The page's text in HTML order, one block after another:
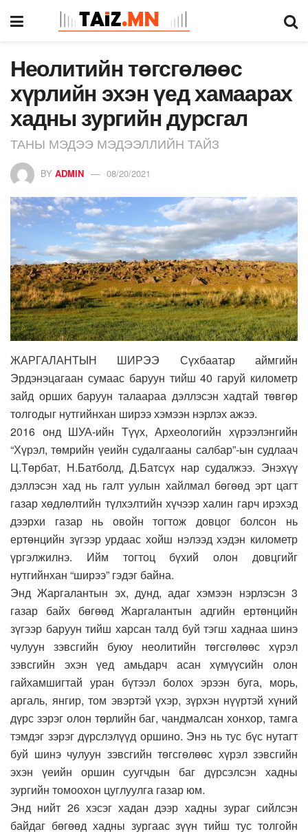
Неолитийн төгсгөлөөс
хүрлийн эхэн үед хамаарах
хадны зургийн дурсгал
ТАНЫ МЭДЭЭ МЭДЭЭЛЛИЙН ТАЙЗ
BY ADMIN 08/20/2021
ЖАРГАЛАНТЫН ШИРЭЭ Сүхбаатар аймгийн
Эрдэнэцагаан сумаас баруун тийш 40 гаруй километр
зайд орших баруун талаараа дэллэсэн хадтай төвгөр
толгодыг нутгийнхан ширээ хэмээн нэрлэх ажээ.
2016 онд ШУА-ийн Түүх, Археологийн хүрээлэнгийн
“Хүрэл, төмрийн үеийн судалгааны салбар”-ын судлаач
Ц.Төрбат, Н.Батболд, Д.Батсүх нар судалжээ. Энэхүү
дэллэсэн хад нь галт уулын хайлмал бөгөөд эрт цагт
газар хөдлөлтийн түлхэлтийн хүчээр халин гарч ирэхэд
дээрхи газар нь овойн тогтож довцог болсон нь
ертөнцийн зүгээр урдаас хойш нэлээд хэдэн километр
үргэлжилнэ. Ийм тогтоц бүхий олон довцгийг
нутгийнхан “ширээ” гэдэг байна.
Энд Жаргалантын эх, дунд, адаг хэмээн нэрлэсэн 3
газар байх бөгөөд Жаргалантын адгийн ертөнцийн
зүгээр баруун тийш харсан талд буй тэгш хаднаа шинэ
чулуун зэвсгийн буюу неолитийн төгсгөлөөс хүрэл
зэвсгийн эхэн үед амьдарч асан хүмүүсийн олон
гайхамшигтай уран бүтээл болох эрээн буга, морь,
аргаль, янгир, том эвэртэй үхэр, зүрхэн нүүртэй хүний
дүрс зэрэг олон төрлийн баг, чандмалсан хонхор, тамга
тэмдэг зэрэг дүрслэлүүд оршино. Энэ нь тус бүс нутагт
буй шинэ чулуун зэвсгийн төгсгөлөөс хүрэл зэвсгийн
эхэн үеийн оршин суугчдын баг дүрсэлсэн хадны
зургийн томоохон цуглуулга газар юм.
Энд нийт 26 хэсэг хадан дээр хадны зураг сийлсэн
байдаг бөгөөд хадны зургаас зүүн тийш тус толгойн